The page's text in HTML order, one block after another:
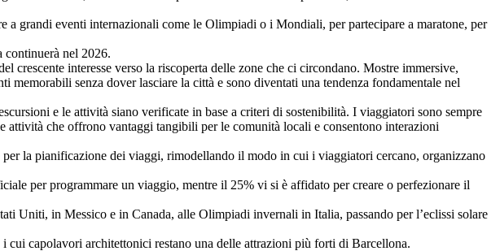
a grandi eventi internazionali come le Olimpiadi o i Mondiali, per partecipare a maratone, per
continuerà nel 2026.
interesse verso la riscoperta delle zone che ci circondano. Mostre immersive,
senza dover lasciare la città e sono diventati una tendenza fondamentale nel
e le attività siano verificate in base a criteri di sostenibilità. I viaggiatori sono sempre
che offrono vantaggi tangibili per le comunità locali e consentono interazioni
la pianificazione dei viaggi, rimodellando il modo in cui i viaggiatori cercano, organizzano
per programmare un viaggio, mentre il 25% vi si è affidato per creare o perfezionare il
Uniti, in Messico e in Canada, alle Olimpiadi invernali in Italia, passando per l’eclissi solare
capolavori architettonici restano una delle attrazioni più forti di Barcellona.